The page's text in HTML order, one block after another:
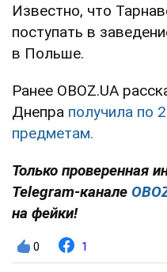
Известно, что
поступать в
в Польше.
Ранее OBOZ.UA
Днепра получила по
предметам.
Только проверенная
Telegram-канале
на фейки!
0 1